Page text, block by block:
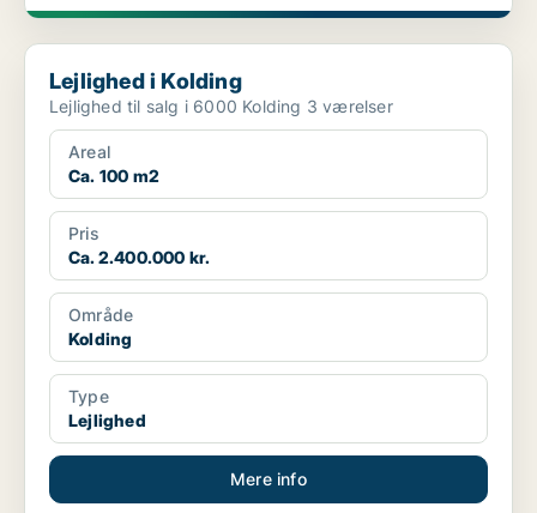
Lejlighed i Kolding
Lejlighed i Kolding
Lejlighed til salg i 6000 Kolding 3 værelser
Areal
Ca. 100 m2
Pris
Ca. 2.400.000 kr.
Område
Kolding
Type
Lejlighed
Mere info